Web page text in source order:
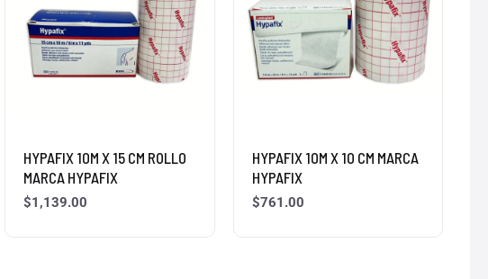
HYPAFIX 10M X 15 CM ROLLO
MARCA HYPAFIX
$1,139.00
HYPAFIX 10M X 10 CM MARCA
HYPAFIX
$761.00